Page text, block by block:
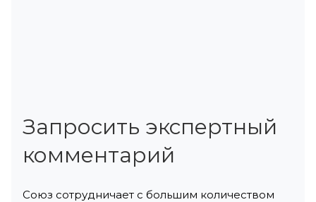
Запросить экспертный
комментарий
Союз сотрудничает с большим количеством